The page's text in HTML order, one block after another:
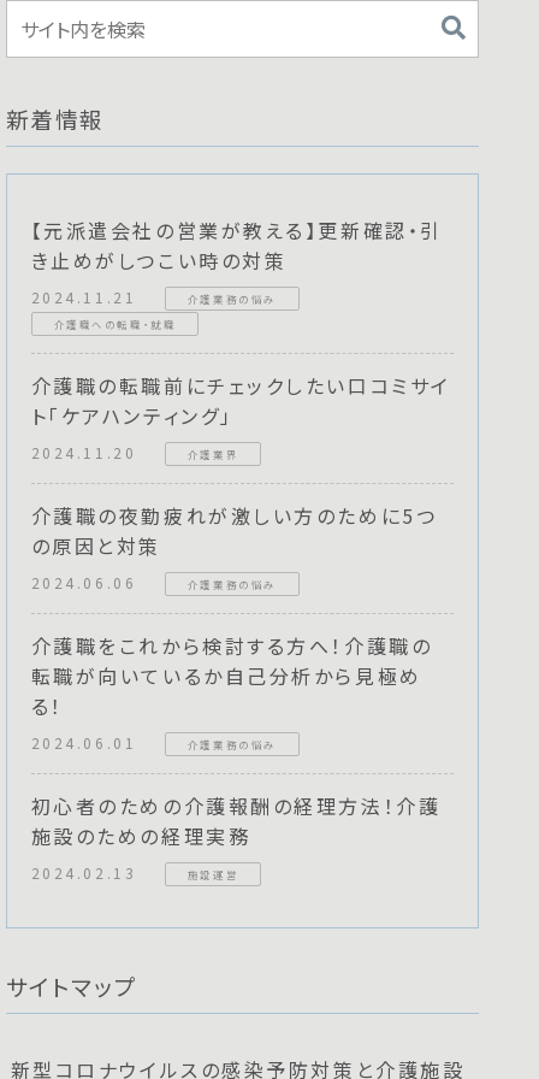
新着情報
【元派遣会社の営業が教える】更新確認・引
き止めがしつこい時の対策
2024.11.21
介護業務の悩み
介護職への転職・就職
介護職の転職前にチェックしたい口コミサイ
ト「ケアハンティング」
2024.11.20 介護業界
介護職の夜勤疲れが激しい方のために5つ
の原因と対策
2024.06.06 介護業務の悩み
介護職をこれから検討する方へ！介護職の
転職が向いているか自己分析から見極め
る！
2024.06.01 介護業務の悩み
初心者のための介護報酬の経理方法！介護
施設のための経理実務
2024.02.13 施設運営
サイトマップ
新型コロナウイルスの感染予防対策と介護施設